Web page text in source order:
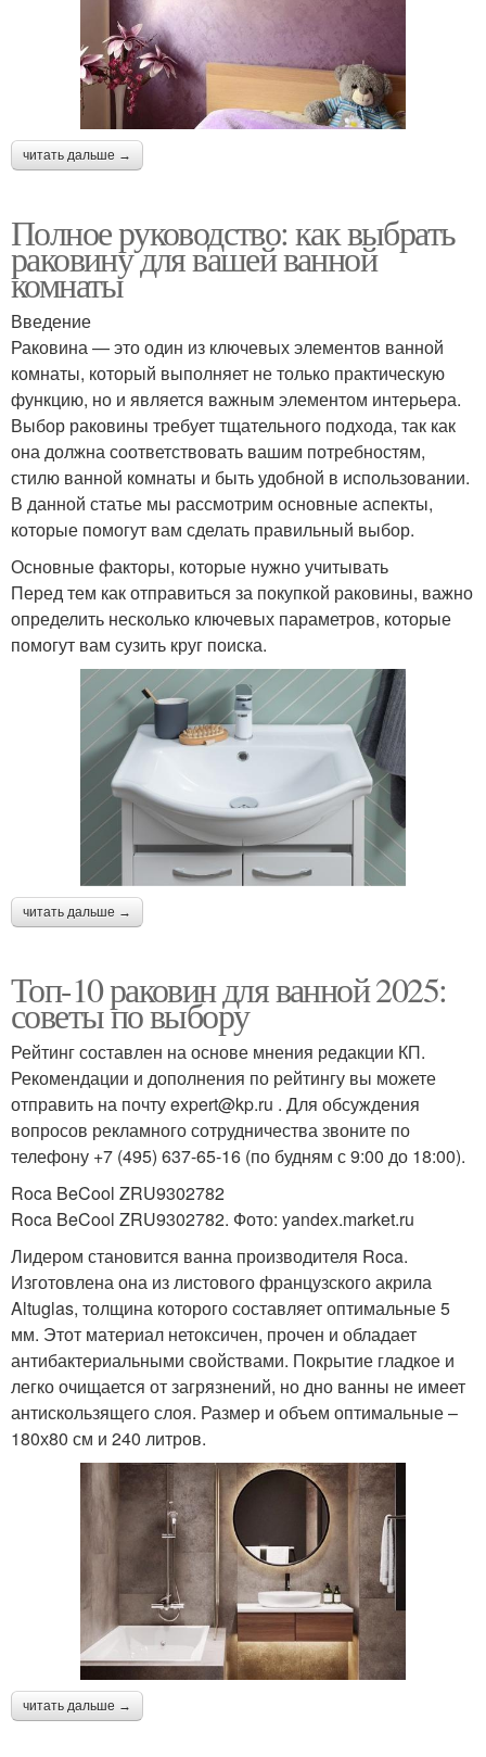
читать дальше →
Полное руководство: как выбрать
раковину для вашей ванной
комнаты
Введение
Раковина — это один из ключевых элементов ванной
комнаты, который выполняет не только практическую
функцию, но и является важным элементом интерьера.
Выбор раковины требует тщательного подхода, так как
она должна соответствовать вашим потребностям,
стилю ванной комнаты и быть удобной в использовании.
В данной статье мы рассмотрим основные аспекты,
которые помогут вам сделать правильный выбор.
Основные факторы, которые нужно учитывать
Перед тем как отправиться за покупкой раковины, важно
определить несколько ключевых параметров, которые
помогут вам сузить круг поиска.
читать дальше →
Топ-10 раковин для ванной 2025:
советы по выбору
Рейтинг составлен на основе мнения редакции КП.
Рекомендации и дополнения по рейтингу вы можете
отправить на почту expert@kp.ru . Для обсуждения
вопросов рекламного сотрудничества звоните по
телефону +7 (495) 637-65-16 (по будням с 9:00 до 18:00).
Roca BeCool ZRU9302782
Roca BeCool ZRU9302782. Фото: yandex.market.ru
Лидером становится ванна производителя Roca.
Изготовлена она из листового французского акрила
Altuglas, толщина которого составляет оптимальные 5
мм. Этот материал нетоксичен, прочен и обладает
антибактериальными свойствами. Покрытие гладкое и
легко очищается от загрязнений, но дно ванны не имеет
антискользящего слоя. Размер и объем оптимальные –
180х80 см и 240 литров.
читать дальше →